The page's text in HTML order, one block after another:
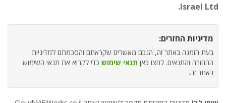
Israel Ltd.
מדיניות החזרים:
בעת הזמנה באתר זה, הנכם מאשרים שקראתם והסכמתם למדיניות
ההחזרה והתנאים. לחצו כאן תנאי שימוש כדי לקרוא את תנאי השימוש
באתר זה.